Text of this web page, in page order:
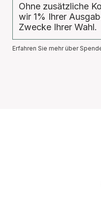
Ohne zusätzliche
wir 1% Ihrer
Zwecke Ihrer Wahl.
Erfahren Sie mehr über